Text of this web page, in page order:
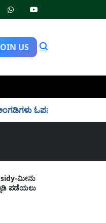
US
ಓಪನ್! ✱
ಮೀನು
ಪಡೆಯಲು